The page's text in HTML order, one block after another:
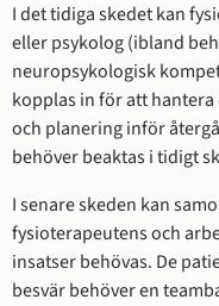
I det tidiga skedet kan
eller psykolog (ibland
neuropsykologisk
kopplas in för att
och planering inför
behöver beaktas i tidigt
I senare skeden kan
fysioterapeutens och
insatser behövas. De
besvär behöver en